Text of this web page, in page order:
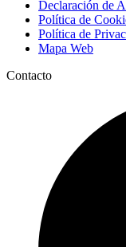
Declaración de
Política de
Política de
Mapa Web
Contacto